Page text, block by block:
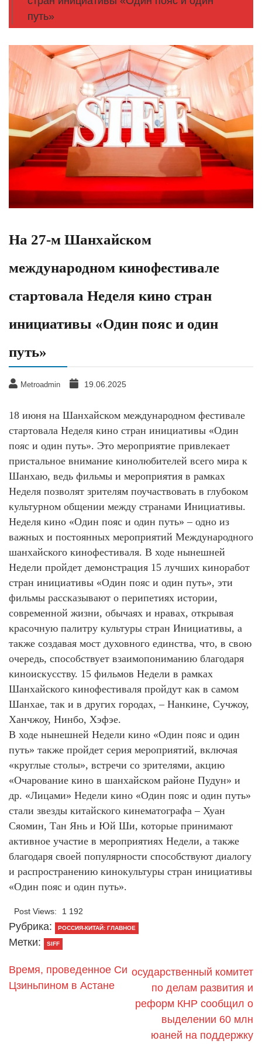
путь»
На 27-м Шанхайском
международном кинофестивале
стартовала Неделя кино стран
инициативы «Один пояс и один
путь»
Metroadmin 19.06.2025
18 июня на Шанхайском международном фестивале
стартовала Неделя кино стран инициативы «Один
пояс и один путь». Это мероприятие привлекает
пристальное внимание кинолюбителей всего мира к
Шанхаю, ведь фильмы и мероприятия в рамках
Неделя позволят зрителям поучаствовать в глубоком
культурном общении между странами Инициативы.
Неделя кино «Один пояс и один путь» – одно из
важных и постоянных мероприятий Международного
шанхайского кинофестиваля. В ходе нынешней
Недели пройдет демонстрация 15 лучших киноработ
стран инициативы «Один пояс и один путь», эти
фильмы рассказывают о перипетиях истории,
современной жизни, обычаях и нравах, открывая
красочную палитру культуры стран Инициативы, а
также создавая мост духовного единства, что, в свою
очередь, способствует взаимопониманию благодаря
киноискусству. 15 фильмов Недели в рамках
Шанхайского кинофестиваля пройдут как в самом
Шанхае, так и в других городах, – Нанкине, Сучжоу,
Ханчжоу, Нинбо, Хэфэе.
В ходе нынешней Недели кино «Один пояс и один
путь» также пройдет серия мероприятий, включая
«круглые столы», встречи со зрителями, акцию
«Очарование кино в шанхайском районе Пудун» и
др. «Лицами» Недели кино «Один пояс и один путь»
стали звезды китайского кинематографа – Хуан
Сяомин, Тан Янь и Юй Ши, которые принимают
активное участие в мероприятиях Недели, а также
благодаря своей популярности способствуют диалогу
и распространению кинокультуры стран инициативы
«Один пояс и один путь».
Post Views: 1 192
Рубрика: РОССИЯ-КИТАЙ: ГЛАВНОЕ
Метки: SIFF
Время, проведенное Си
Цзиньпином в Астане
осударственный комитет
по делам развития и
реформ КНР сообщил о
выделении 60 млн
юаней на поддержку